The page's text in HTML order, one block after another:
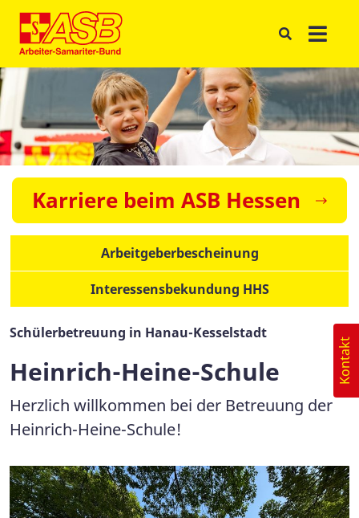
Karriere beim ASB Hessen
Arbeitgeberbescheinung
Interessensbekundung HHS
Schülerbetreuung in Hanau-Kesselstadt
Heinrich-Heine-Schule
Herzlich willkommen bei der Betreuung der
Heinrich-Heine-Schule!
Kontakt